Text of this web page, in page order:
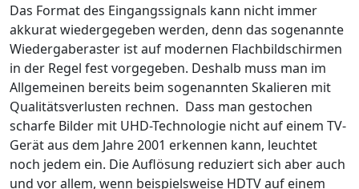
Das Format des Eingangssignals kann nicht immer
akkurat wiedergegeben werden, denn das sogenannte
Wiedergaberaster ist auf modernen Flachbildschirmen
in der Regel fest vorgegeben. Deshalb muss man im
Allgemeinen bereits beim sogenannten Skalieren mit
Qualitätsverlusten rechnen. Dass man gestochen
scharfe Bilder mit UHD-Technologie nicht auf einem TV-
Gerät aus dem Jahre 2001 erkennen kann, leuchtet
noch jedem ein. Die Auflösung reduziert sich aber auch
und vor allem, wenn beispielsweise HDTV auf einem